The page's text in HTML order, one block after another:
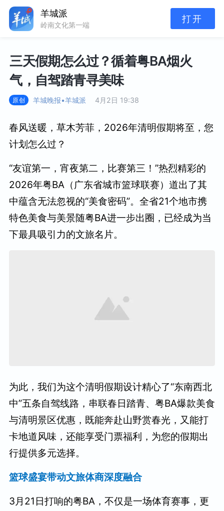
三天假期怎么过？循着粤BA烟火
气，自驾踏青寻美味
原创 羊城晚报•羊城派 4月2日 19:38
春风送暖，草木芳菲，2026年清明假期将至，您
计划怎么过？
“友谊第一，宵夜第二，比赛第三！”热烈精彩的
2026年粤BA（广东省城市篮球联赛）道出了其
中蕴含无法忽视的“美食密码”。全省21个地市携
特色美食与美景随粤BA进一步出圈，已经成为当
下最具吸引力的文旅名片。
为此，我们为这个清明假期设计精心了“东南西北
中”五条自驾线路，串联春日踏青、粤BA爆款美食
与清明景区优惠，既能奔赴山野赏春光，又能打
卡地道风味，还能享受门票福利，为您的假期出
行提供多元选择。
篮球盛宴带动文旅体商深度融合
3月21日打响的粤BA，不仅是一场体育赛事，更
羊城派
岭南文化第一端
打开